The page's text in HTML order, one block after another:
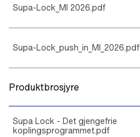
Supa-Lock_MI 2026.pdf
Supa-Lock_push_in_MI_2026.pdf
Produktbrosjyre
Supa Lock - Det gjengefrie
koplingsprogrammet.pdf